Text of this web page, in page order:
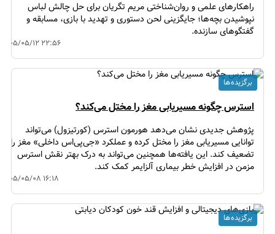
راهکارهای علمی و روان‌شناختی مریم تگریان برای حل چالش لباس
نپوشیدن بچه‌ها؛ جایگزینی لحن دستوری و تهدید با بازی، مسابقه و
گفتگوهای سازنده.
۱۴۰۵/۰۵/۱۲ ۲۲:۵۶
استرس چگونه مسیریابی مغز را مختل می‌کند؟
پژوهش جدیدی نشان می‌دهد هورمون استرس (کورتیزول) می‌تواند
توانایی مسیریابی مغز را مختل کرده و عملکرد «جی‌پی‌اس داخلی» مغز را
تضعیف کند. این یافته‌ها همچنین می‌تواند به درک بهتر نقش استرس
مزمن در افزایش خطر بیماری آلزایمر کمک کند.
۱۴۰۵/۰۵/۰۸ ۱۶:۱۸
برگزیده ها
برگزیده ها